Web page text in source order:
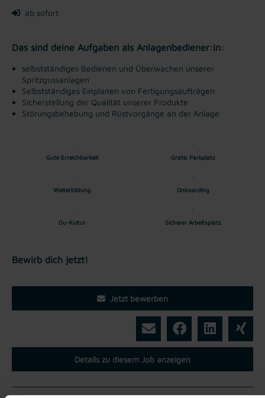
ab sofort
Das sind deine Aufgaben als Anlagenbediener:in:
selbstständiges Bedienen und Überwachen unserer
Spritzgussanlagen
Selbstständiges Einplanen von Fertigungsaufträgen
Sicherstellung der Qualität unserer Produkte
Störungsbehebung und Rüstvorgänge an der Anlage
Gute Erreichbarkeit Gratis Parkplatz
Weiterbildung Onboarding
Du-Kultur Sicherer Arbeitsplatz
Bewirb dich jetzt!
Jetzt bewerben
Details zu diesem Job anzeigen